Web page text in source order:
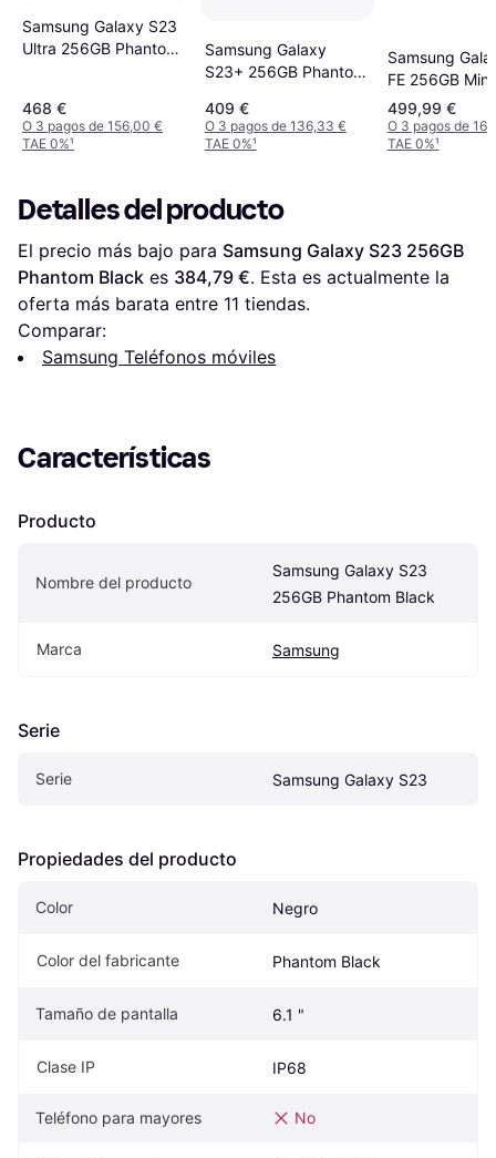
Samsung Galaxy S23
Ultra 256GB Phantom
468 €
O 3 pagos de 156,00 €
TAE 0%¹
Samsung Galaxy
S23+ 256GB Phantom
409 €
O 3 pagos de 136,33 €
TAE 0%¹
Samsung
FE 256GB Mint
499,99 €
O 3 pagos de
TAE 0%¹
Detalles del producto
El precio más bajo para Samsung Galaxy S23 256GB
Phantom Black es 384,79 €. Esta es actualmente la
oferta más barata entre 11 tiendas.
Comparar:
Samsung Teléfonos móviles
Características
Producto
Nombre del producto
Samsung Galaxy S23
256GB Phantom Black
Marca Samsung
Serie
Serie Samsung Galaxy S23
Propiedades del producto
Color Negro
Color del fabricante Phantom Black
Tamaño de pantalla 6.1 "
Clase IP IP68
Teléfono para mayores No